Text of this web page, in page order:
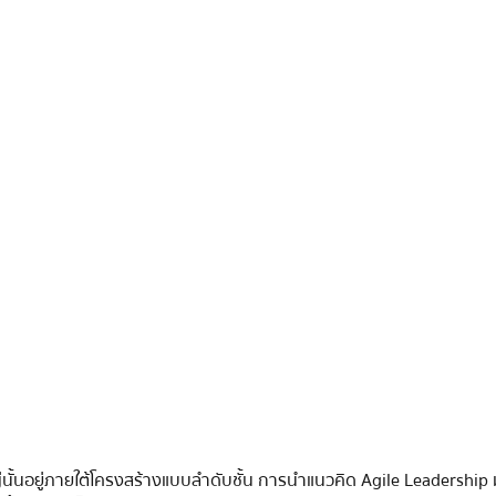
อยู่ภายใต้โครงสร้างแบบลำดับชั้น การนำแนวคิด Agile Leadership